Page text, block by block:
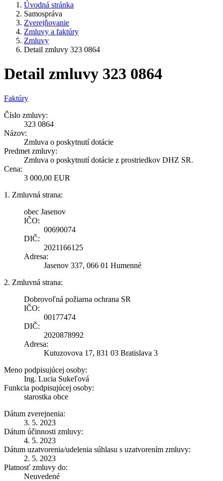
Úvodná stránka
Samospráva
Zverejňovanie
Zmluvy a faktúry
Zmluvy
Detail zmluvy 323 0864
Detail zmluvy 323 0864
Faktúry
Číslo zmluvy:
323 0864
Názov:
Zmluva o poskytnutí dotácie
Predmet zmluvy:
Zmluva o poskytnutí dotácie z prostriedkov DHZ SR.
Cena:
3 000,00 EUR
1. Zmluvná strana:
obec Jasenov
IČO:
00690074
DIČ:
2021166125
Adresa:
Jasenov 337, 066 01 Humenné
2. Zmluvná strana:
Dobrovoľná požiarna ochrana SR
IČO:
00177474
DIČ:
2020878992
Adresa:
Kutuzovova 17, 831 03 Bratislava 3
Meno podpisujúcej osoby:
Ing. Lucia Sukeľová
Funkcia podpisujúcej osoby:
starostka obce
Dátum zverejnenia:
3. 5. 2023
Dátum účinnosti zmluvy:
4. 5. 2023
Dátum uzatvorenia/udelenia súhlasu s uzatvorením zmluvy:
2. 5. 2023
Platnosť zmluvy do:
Neuvedené